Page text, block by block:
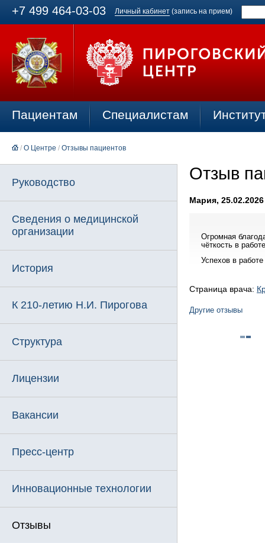
+7 499 464-03-03 Личный кабинет (запись на прием)
Пациентам Специалистам
/ О Центре / Отзывы пациентов
Руководство
Сведения о медицинской
организации
История
К 210-летию Н.И. Пирогова
Структура
Лицензии
Вакансии
Пресс-центр
Инновационные технологии
Отзывы
Отзыв
Мария, 25.02.2026
Огромная
чёткость в
Успехов в
Страница врача:
Другие отзывы